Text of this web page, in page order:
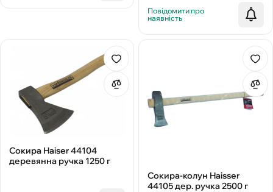
Повідомити про
наявність
Сокира Haiser 44104
деревянна ручка 1250 г
Сокира-колун Haisser
44105 дер. ручка 2500 г